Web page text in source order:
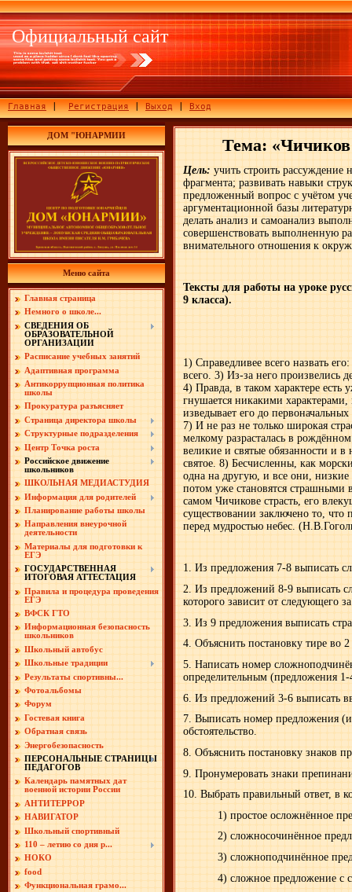
Официальный сайт
Главная |Регистрация|Выход|Вход
ДОМ "ЮНАРМИИ
Меню сайта
Главная страница
Немного о школе...
СВЕДЕНИЯ ОБ
ОБРАЗОВАТЕЛЬНОЙ
ОРГАНИЗАЦИИ
Расписание учебных занятий
Адаптивная программа
Антикоррупционная политика
школы
Прокуратура разъясняет
Страница директора школы
Структурные подразделения
Центр Точка роста
Российское движение
школьников
ШКОЛЬНАЯ МЕДИАСТУДИЯ
Информация для родителей
Планирование работы школы
Направления внеурочной
деятельности
Материалы для подготовки к
ЕГЭ
ГОСУДАРСТВЕННАЯ
ИТОГОВАЯ АТТЕСТАЦИЯ
Правила и процедура проведения
ЕГЭ
ВФСК ГТО
Информационная безопасность
школьников
Школьный автобус
Школьные традиции
Результаты спортивны...
Фотоальбомы
Форум
Гостевая книга
Обратная связь
Энергобезопасность
ПЕРСОНАЛЬНЫЕ СТРАНИЦЫ
ПЕДАГОГОВ
Календарь памятных дат
военной истории России
АНТИТЕРРОР
НАВИГАТОР
Школьный спортивный
110 – летию со дня р...
НОКО
food
Функциональная грамо...
Тема: «Чичиков
Цель: учить строить рассуждение
фрагмента; развивать навыки
предложенный вопрос с учётом
аргументационной базы
делать анализ и самоанализ
совершенствовать выполненную
внимательного отношения к
Тексты для работы на уроке
9 класса).
1) Справедливее всего назвать
всего. 3) Из-за него произвелись
4) Правда, в таком характере
гнушается никакими
изведывает его до
7) И не раз не только широкая
мелкому разрасталась в
великие и святые обязанности и
святое. 8) Бесчисленны, как
одна на другую, и все они,
потом уже становятся страшными
самом Чичикове страсть, его
существовании заключено то, что
перед мудростью небес.
1. Из предложения 7-8 выписать
2. Из предложений 8-9 выписать
которого зависит от следующего
3. Из 9 предложения выписать
4. Объяснить постановку тире во
5. Написать номер
определительным (предложения 1-
6. Из предложений 3-6 выписать
7. Выписать номер предложения
обстоятельство.
8. Объяснить постановку знаков
9. Пронумеровать знаки
10. Выбрать правильный ответ, в
1) простое осложнённое
2) сложносочинённое
3) сложноподчинённое
4) сложное предложение с